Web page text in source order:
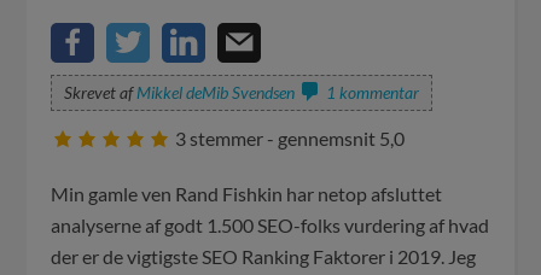
Skrevet afMikkel deMib Svendsen 1 kommentar
3 stemmer - gennemsnit 5,0
Min gamle ven Rand Fishkin har netop afsluttet
analyserne af godt 1.500 SEO-folks vurdering af hvad
der er de vigtigste SEO Ranking Faktorer i 2019. Jeg